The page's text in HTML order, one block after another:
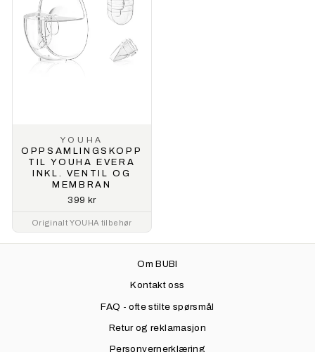
YOUHA
OPPSAMLINGSKOPP
TIL YOUHA EVERA
INKL. VENTIL OG
MEMBRAN
399 kr
Originalt YOUHA tilbehør
Om BUBI
Kontakt oss
FAQ - ofte stilte spørsmål
Retur og reklamasjon
Personvernerklæring